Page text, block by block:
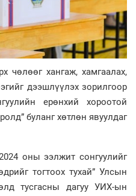
чөлөөг хангаж, хамгаалах,
дээшлүүлэх зорилгоор
ерөнхий хороотой
буланг хөтлөн явуулдаг
оны ээлжит сонгуулийг
тогтоох тухай” Улсын
тусгасны дагуу УИХ-ын